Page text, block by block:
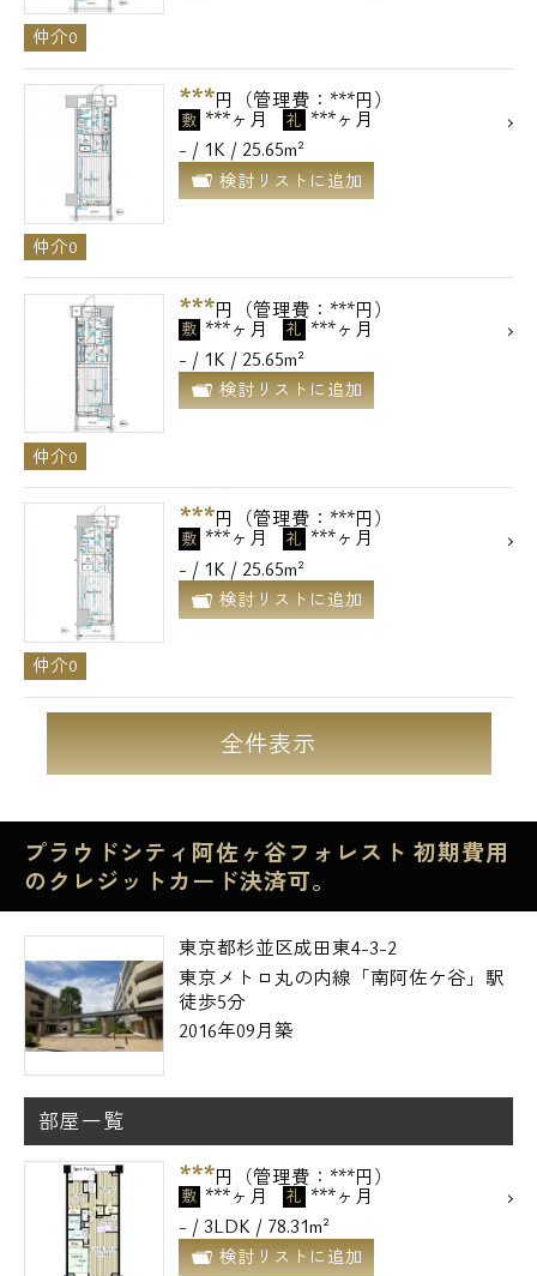
仲介0
***円（管理費：***円）
敷 ***ヶ月 礼 ***ヶ月
- / 1K / 25.65m²
検討リストに追加
仲介0
***円（管理費：***円）
敷 ***ヶ月 礼 ***ヶ月
- / 1K / 25.65m²
検討リストに追加
仲介0
***円（管理費：***円）
敷 ***ヶ月 礼 ***ヶ月
- / 1K / 25.65m²
検討リストに追加
仲介0
全件表示
プラウドシティ阿佐ヶ谷フォレスト 初期費用
のクレジットカード決済可。
東京都杉並区成田東4-3-2
東京メトロ丸の内線「南阿佐ケ谷」駅
徒歩5分
2016年09月築
部屋一覧
***円（管理費：***円）
敷 ***ヶ月 礼 ***ヶ月
- / 3LDK / 78.31m²
検討リストに追加